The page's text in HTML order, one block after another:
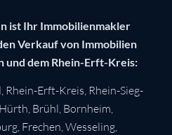
ist Ihr Immobilienmakler
Verkauf von Immobilien
und dem Rhein-Erft-Kreis:
Rhein-Erft-Kreis, Rhein-Sieg-
Hürth, Brühl, Bornheim,
, Frechen,Wesseling,